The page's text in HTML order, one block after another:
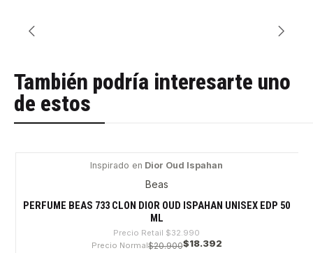
También podría interesarte uno
de estos
Inspirado en Dior Oud Ispahan
Beas
PERFUME BEAS 733 CLON DIOR OUD ISPAHAN UNISEX EDP 50
ML
Precio Retail $32.990
Precio Normal$20.900$18.392